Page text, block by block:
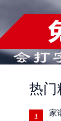
热门
1 家